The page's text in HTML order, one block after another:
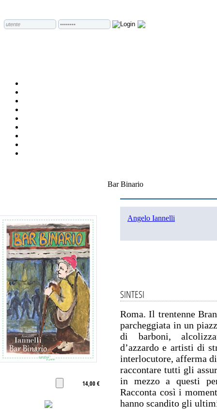
Bar Binario
14,00 €
Angelo Iannelli
SINTESI
Roma. Il trentenne
parcheggiata in un
di barboni,
d’azzardo e artisti di
interlocutore, afferma
raccontare tutti gli
in mezzo a questi
Racconta così i
hanno scandito gli